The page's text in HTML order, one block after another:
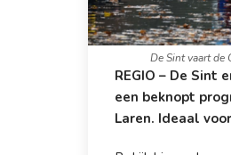
De Sint vaart de
REGIO – De
een beknopt
Laren. Ideaal